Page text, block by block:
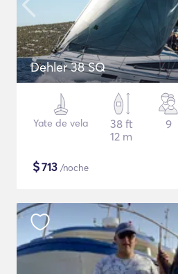
Dehler 38 SQ
Yate de vela
38 ft
12 m
9
$713 /noche